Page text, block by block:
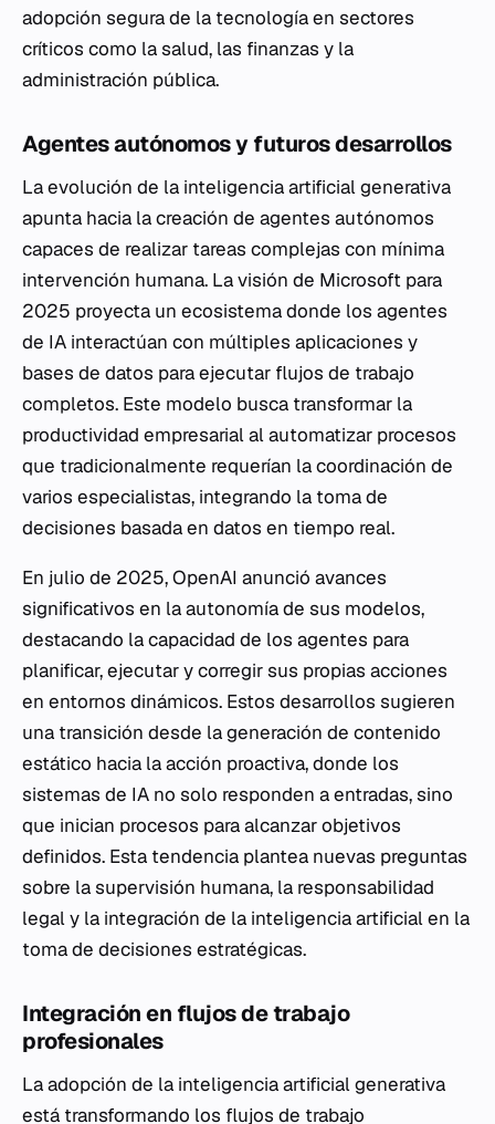
adopción segura de la tecnología en sectores
críticos como la salud, las finanzas y la
administración pública.
Agentes autónomos y futuros desarrollos
La evolución de la inteligencia artificial generativa
apunta hacia la creación de agentes autónomos
capaces de realizar tareas complejas con mínima
intervención humana. La visión de Microsoft para
2025 proyecta un ecosistema donde los agentes
de IA interactúan con múltiples aplicaciones y
bases de datos para ejecutar flujos de trabajo
completos. Este modelo busca transformar la
productividad empresarial al automatizar procesos
que tradicionalmente requerían la coordinación de
varios especialistas, integrando la toma de
decisiones basada en datos en tiempo real.
En julio de 2025, OpenAI anunció avances
significativos en la autonomía de sus modelos,
destacando la capacidad de los agentes para
planificar, ejecutar y corregir sus propias acciones
en entornos dinámicos. Estos desarrollos sugieren
una transición desde la generación de contenido
estático hacia la acción proactiva, donde los
sistemas de IA no solo responden a entradas, sino
que inician procesos para alcanzar objetivos
definidos. Esta tendencia plantea nuevas preguntas
sobre la supervisión humana, la responsabilidad
legal y la integración de la inteligencia artificial en la
toma de decisiones estratégicas.
Integración en flujos de trabajo
profesionales
La adopción de la inteligencia artificial generativa
está transformando los flujos de trabajo